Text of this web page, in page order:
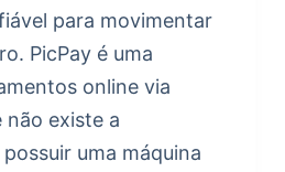
para movimentar
PicPay é uma
online via
não existe a
uma máquina